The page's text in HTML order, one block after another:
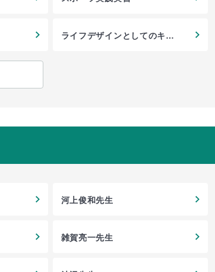
ライフデザインとしてのキャ
河上俊和先生
雑賀亮一先生